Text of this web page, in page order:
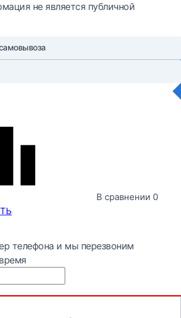
не является публичной
В сравнении 0
телефона и мы перезвоним